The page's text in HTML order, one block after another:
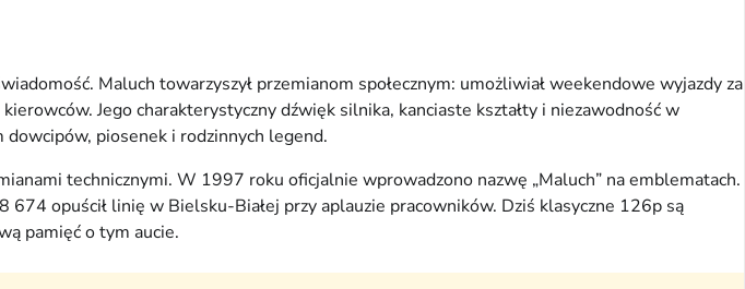
Maluch towarzyszył przemianom społecznym: umożliwiał weekendowe wyjazdy za
Jego charakterystyczny dźwięk silnika, kanciaste kształty i niezawodność w
dowcipów, piosenek i rodzinnych legend.
technicznymi. W 1997 roku oficjalnie wprowadzono nazwę „Maluch” na emblematach.
opuścił linię w Bielsku-Białej przy aplauzie pracowników. Dziś klasyczne 126p są
pamięć o tym aucie.